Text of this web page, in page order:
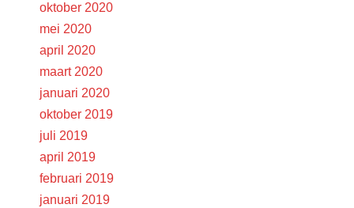
oktober 2020
mei 2020
april 2020
maart 2020
januari 2020
oktober 2019
juli 2019
april 2019
februari 2019
januari 2019